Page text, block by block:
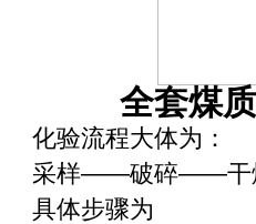
全套煤
化验流程大体为：
采样——破碎——
具体步骤为